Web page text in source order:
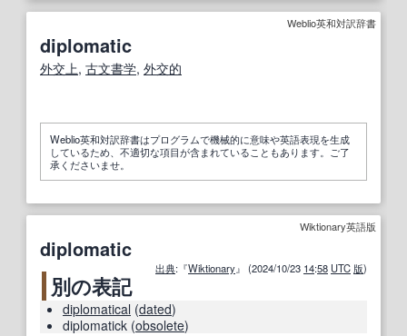
Weblio英和対訳辞書
diplomatic
外交上, 古文書学, 外交的
Weblio英和対訳辞書はプログラムで機械的に意味や英語表現を生成
しているため、不適切な項目が含まれていることもあります。ご了
承くださいませ。
Wiktionary英語版
diplomatic
出典:『Wiktionary』 (2024/10/23 14:58 UTC 版)
別の表記
diplomatical (dated)
diplomatick (obsolete)